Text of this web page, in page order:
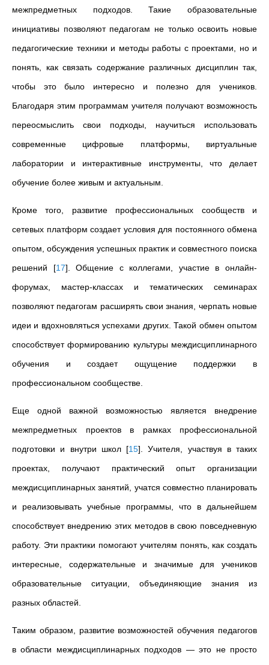
межпредметных подходов. Такие образовательные
инициативы позволяют педагогам не только освоить новые
педагогические техники и методы работы с проектами, но и
понять, как связать содержание различных дисциплин так,
чтобы это было интересно и полезно для учеников.
Благодаря этим программам учителя получают возможность
переосмыслить свои подходы, научиться использовать
современные цифровые платформы, виртуальные
лаборатории и интерактивные инструменты, что делает
обучение более живым и актуальным.
Кроме того, развитие профессиональных сообществ и
сетевых платформ создает условия для постоянного обмена
опытом, обсуждения успешных практик и совместного поиска
решений [17] . Общение с коллегами, участие в онлайн-
форумах, мастер-классах и тематических семинарах
позволяют педагогам расширять свои знания, черпать новые
идеи и вдохновляться успехами других. Такой обмен опытом
способствует формированию культуры междисциплинарного
обучения и создает ощущение поддержки в
профессиональном сообществе.
Еще одной важной возможностью является внедрение
межпредметных проектов в рамках профессиональной
подготовки и внутри школ [15] . Учителя, участвуя в таких
проектах, получают практический опыт организации
междисциплинарных занятий, учатся совместно планировать
и реализовывать учебные программы, что в дальнейшем
способствует внедрению этих методов в свою повседневную
работу. Эти практики помогают учителям понять, как создать
интересные, содержательные и значимые для учеников
образовательные ситуации, объединяющие знания из
разных областей.
Таким образом, развитие возможностей обучения педагогов
в области междисциплинарных подходов — это не просто